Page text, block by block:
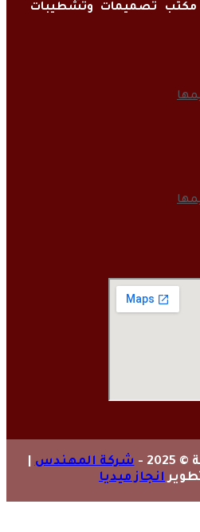
مكتب تصميمات وتشطيبات
- شركة المهندس|
انجاز ميديا